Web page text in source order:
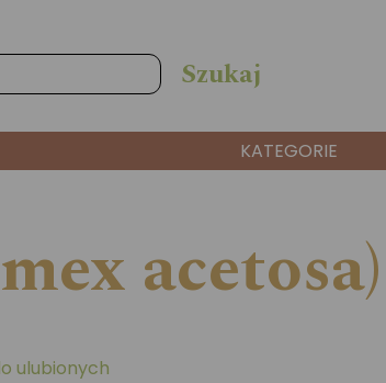
KATEGORIE
acetosa)
ulubionych